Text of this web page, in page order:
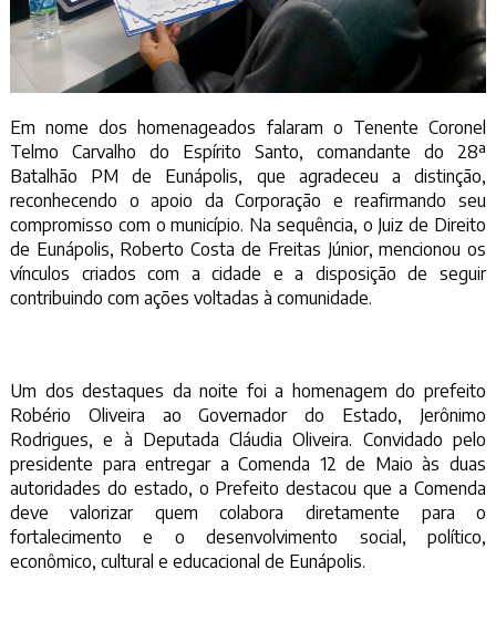
Em nome dos homenageados falaram o Tenente Coronel
Telmo Carvalho do Espírito Santo, comandante do 28ª
Batalhão PM de Eunápolis, que agradeceu a distinção,
reconhecendo o apoio da Corporação e reafirmando seu
compromisso com o município. Na sequência, o Juiz de Direito
de Eunápolis, Roberto Costa de Freitas Júnior, mencionou os
vínculos criados com a cidade e a disposição de seguir
contribuindo com ações voltadas à comunidade.
Um dos destaques da noite foi a homenagem do prefeito
Robério Oliveira ao Governador do Estado, Jerônimo
Rodrigues, e à Deputada Cláudia Oliveira. Convidado pelo
presidente para entregar a Comenda 12 de Maio às duas
autoridades do estado, o Prefeito destacou que a Comenda
deve valorizar quem colabora diretamente para o
fortalecimento e o desenvolvimento social, político,
econômico, cultural e educacional de Eunápolis.